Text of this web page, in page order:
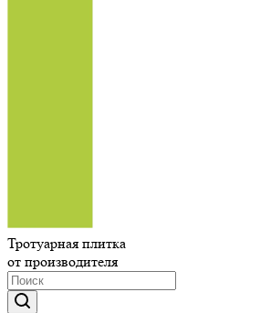
Тротуарная плитка
от производителя